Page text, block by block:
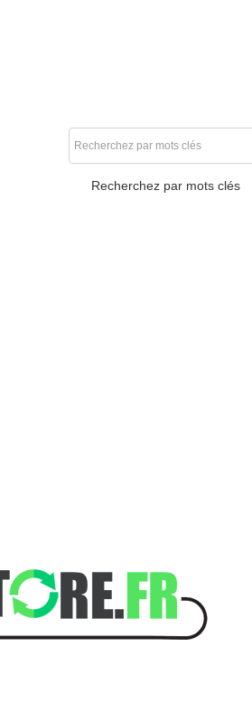
Recherchez par mots clés